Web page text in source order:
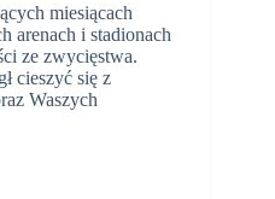
miesiącach
arenach i stadionach
ze zwycięstwa.
cieszyć się z
Waszych